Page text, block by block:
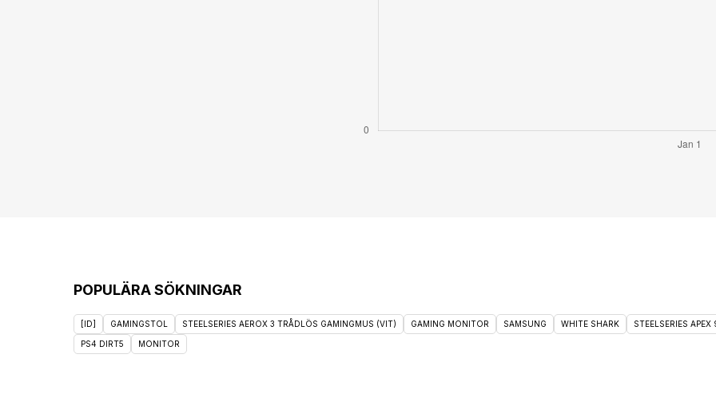
POPULÄRA SÖKNINGAR
[ID] GAMINGSTOL STEELSERIES AEROX 3 TRÅDLÖS GAMINGMUS (VIT) GAMING MONITOR SAMSUNG WHITE SHARK STEELSERIES
PS4 DIRT5 MONITOR